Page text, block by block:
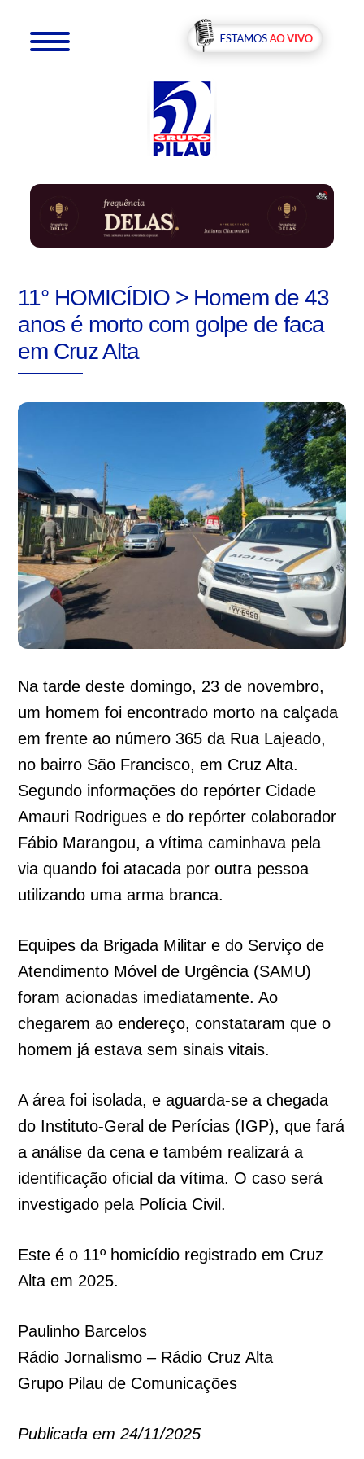
11° HOMICÍDIO > Homem de 43
anos é morto com golpe de faca
em Cruz Alta
Na tarde deste domingo, 23 de novembro,
um homem foi encontrado morto na calçada
em frente ao número 365 da Rua Lajeado,
no bairro São Francisco, em Cruz Alta.
Segundo informações do repórter Cidade
Amauri Rodrigues e do repórter colaborador
Fábio Marangou, a vítima caminhava pela
via quando foi atacada por outra pessoa
utilizando uma arma branca.
Equipes da Brigada Militar e do Serviço de
Atendimento Móvel de Urgência (SAMU)
foram acionadas imediatamente. Ao
chegarem ao endereço, constataram que o
homem já estava sem sinais vitais.
A área foi isolada, e aguarda-se a chegada
do Instituto-Geral de Perícias (IGP), que fará
a análise da cena e também realizará a
identificação oficial da vítima. O caso será
investigado pela Polícia Civil.
Este é o 11º homicídio registrado em Cruz
Alta em 2025.
Paulinho Barcelos
Rádio Jornalismo – Rádio Cruz Alta
Grupo Pilau de Comunicações
Publicada em 24/11/2025